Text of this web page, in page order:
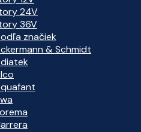
24V
36V
značiek
& Schmidt